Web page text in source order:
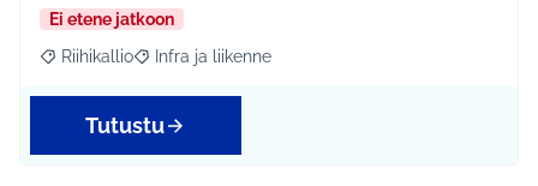
Ei etene jatkoon
Rajaa tulokset aihepiirin mukaan: Riihikallio
Riihikallio Rajaa tulokset teeman mukaan: Infra ja liikenne
Infra ja liikenne
Tutustu